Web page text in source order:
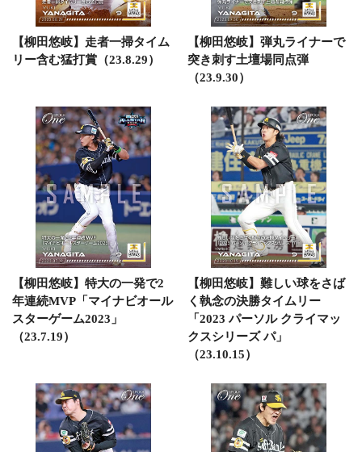
【柳田悠岐】走者一掃タイム
リー含む猛打賞（23.8.29）
【柳田悠岐】弾丸ライナーで
突き刺す土壇場同点弾
（23.9.30）
【柳田悠岐】特大の一発で2
年連続MVP「マイナビオール
スターゲーム2023」
（23.7.19）
【柳田悠岐】難しい球をさば
く執念の決勝タイムリー
「2023 パーソル クライマッ
クスシリーズ パ」
（23.10.15）